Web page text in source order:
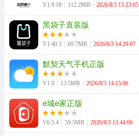
V1.9.18 112.2MB 2026/8/3 15:23:05
黑袋子直装版
V1.40.3 69.7MB 2026/8/3 14:29:07
默契天气手机正版
V1.0 13.5MB 2026/8/3 14:15:06
e城e家正版
V6.5.4 59.5MB 2026/8/3 13:44:06